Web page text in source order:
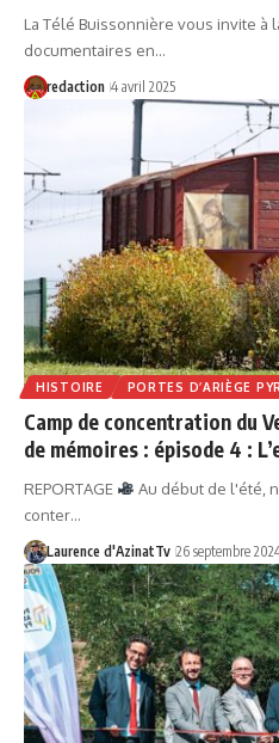
La Télé Buissonnière vous invite
documentaires en…
redaction 4 avril 2025
HISTOIRE PORTES D’ARIÈGE
Camp de concentration du
de mémoires : épisode 4 :
REPORTAGE
Au début de l'été,
conter…
Laurence d'AzinatTv 26 septembre